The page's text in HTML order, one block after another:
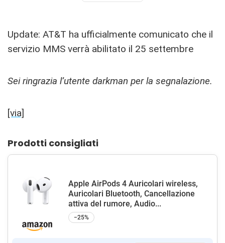
Update: AT&T ha ufficialmente comunicato che il
servizio MMS verrà abilitato il 25 settembre
Sei ringrazia l’utente darkman per la segnalazione.
[via]
Prodotti consigliati
Apple AirPods 4 Auricolari wireless,
Auricolari Bluetooth, Cancellazione
attiva del rumore, Audio...
−25%